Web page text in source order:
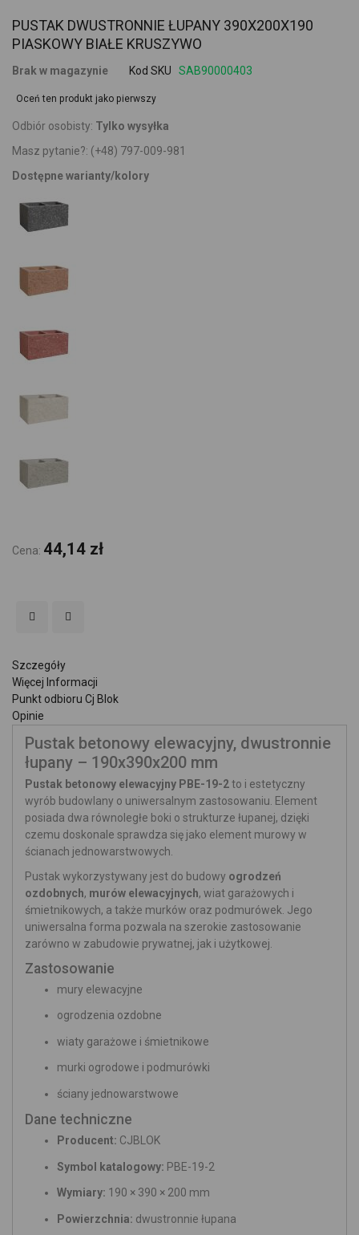
PUSTAK DWUSTRONNIE ŁUPANY 390X200X190
PIASKOWY BIAŁE KRUSZYWO
Brak w magazynie Kod SKU SAB90000403
Oceń ten produkt jako pierwszy
Odbiór osobisty: Tylko wysyłka
Masz pytanie?: (+48) 797-009-981
Dostępne warianty/kolory
Cena: 44,14 zł
Szczegóły
Więcej Informacji
Punkt odbioru Cj Blok
Opinie
Pustak betonowy elewacyjny, dwustronnie
łupany – 190x390x200 mm
Pustak betonowy elewacyjny PBE-19-2to i estetyczny
wyrób budowlany o uniwersalnym zastosowaniu. Element
posiada dwa równoległe boki o strukturze łupanej, dzięki
czemu doskonale sprawdza się jako element murowy w
ścianach jednowarstwowych.
Pustak wykorzystywany jest do budowy ogrodzeń
ozdobnych, murów elewacyjnych, wiat garażowych i
śmietnikowych, a także murków oraz podmurówek. Jego
uniwersalna forma pozwala na szerokie zastosowanie
zarówno w zabudowie prywatnej, jak i użytkowej.
Zastosowanie
mury elewacyjne
ogrodzenia ozdobne
wiaty garażowe i śmietnikowe
murki ogrodowe i podmurówki
ściany jednowarstwowe
Dane techniczne
Producent: CJBLOK
Symbol katalogowy: PBE-19-2
Wymiary: 190 × 390 × 200 mm
Powierzchnia: dwustronnie łupana